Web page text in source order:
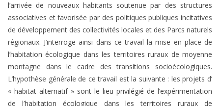
l’arrivée de nouveaux habitants soutenue par des structures
associatives et favorisée par des politiques publiques incitatives
de développement des collectivités locales et des Parcs naturels
régionaux. J’interroge ainsi dans ce travail la mise en place de
l’habitation écologique dans les territoires ruraux de moyenne
montagne dans le cadre des transitions socioécologiques.
L’hypothèse générale de ce travail est la suivante : les projets d’
« habitat alternatif » sont le lieu privilégié de l’expérimentation
de l’habitation écologique dans les territoires ruraux de